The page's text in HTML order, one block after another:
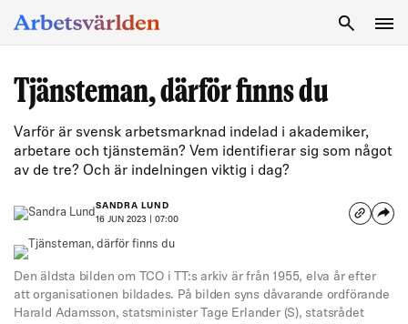
Tjänsteman, därför finns du
Varför är svensk arbetsmarknad indelad i akademiker,
arbetare och tjänstemän? Vem identifierar sig som något
av de tre? Och är indelningen viktig i dag?
SANDRA LUND
16 JUN 2023 | 07:00
Den äldsta bilden om TCO i TT:s arkiv är från 1955, elva år efter
att organisationen bildades. På bilden syns dåvarande ordförande
Harald Adamsson, statsminister Tage Erlander (S), statsrådet